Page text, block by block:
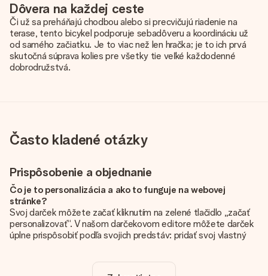
Dôvera na každej ceste
Či už sa preháňajú chodbou alebo si precvičujú riadenie na
terase, tento bicykel podporuje sebadôveru a koordináciu už
od samého začiatku. Je to viac než len hračka; je to ich prvá
skutočná súprava kolies pre všetky tie veľké každodenné
dobrodružstvá.
Často kladené otázky
Prispôsobenie a objednanie
Čo je to personalizácia a ako to funguje na webovej
stránke?
Svoj darček môžete začať kliknutím na zelené tlačidlo „začať
personalizovať“. V našom darčekovom editore môžete darček
úplne prispôsobiť podľa svojich predstáv: pridať svoj vlastný